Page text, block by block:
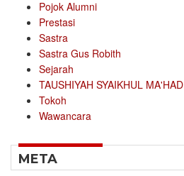
Pojok Alumni
Prestasi
Sastra
Sastra Gus Robith
Sejarah
TAUSHIYAH SYAIKHUL MA'HAD
Tokoh
Wawancara
META